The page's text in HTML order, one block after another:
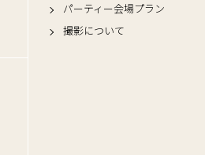
パーティー会場プラン
撮影について